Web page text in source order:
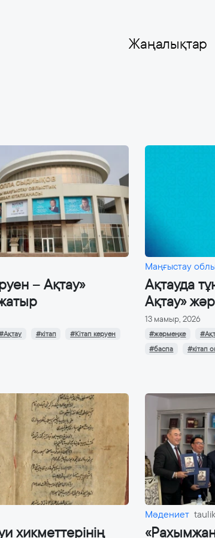
Жаңалықтар
– Ақтау»
#кітап
#Кітап керуен
Маңғыстау
Ақтауда
Ақтау»
13 мамыр, 2026
#жәрмеңке
#баспа
#кітап
хикметтерінің
Мәдениет taulik